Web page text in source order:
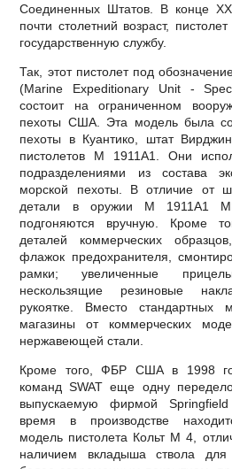
Соединенных Штатов. В конце ХХ
почти столетний возраст,
государственную службу.
Так, этот пистолет под
(Маrine Ехреditionary Unit -
состоит на ограниченном
пехоты США. Эта модель была
пехоты в Куантико, штат
пистолетов М 1911А1. Они
подразделениями из состава
морской пехоты. В отличие от
детали в оружии М 1911А1
подгоняются вручную. Кроме
деталей коммерческих
флажок предохранителя,
рамки; увеличенные
нескользящие резиновые
рукоятке. Вместо стандартных
магазины от коммерческих
нержавеющей стали.
Кроме того, ФБР США в 1998
команд SWAT еще одну
выпускаемую фирмой
время в производстве
модель пистолета Кольт М 4,
наличием вкладыша ствола для